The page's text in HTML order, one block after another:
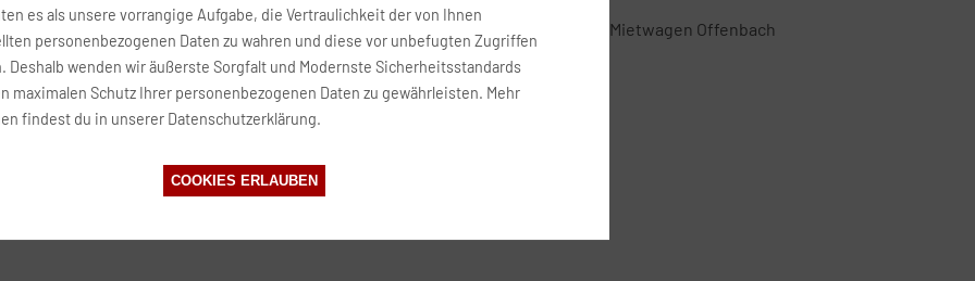
Mietwagen Offenbach
es als unsere vorrangige Aufgabe, die Vertraulichkeit der von Ihnen
personenbezogenen Daten zu wahren und diese vor unbefugten Zugriffen
Deshalb wenden wir äußerste Sorgfalt und Modernste Sicherheitsstandards
maximalen Schutz Ihrer personenbezogenen Daten zu gewährleisten. Mehr
findest du in unserer Datenschutzerklärung.
COOKIES ERLAUBEN